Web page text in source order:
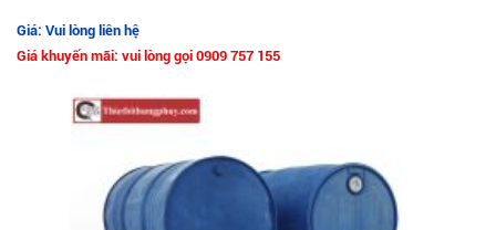
Giá: Vui lòng liên hệ
Giá khuyến mãi: vui lòng gọi 0909 757 155